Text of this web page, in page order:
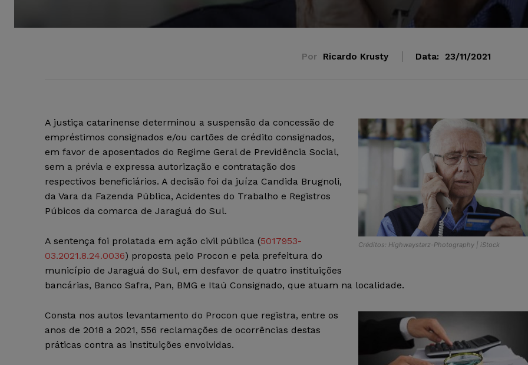
Por Ricardo Krusty Data: 23/11/2021
Créditos: Highwaystarz-Photography | iStock
A justiça catarinense determinou a suspensão da concessão de
empréstimos consignados e/ou cartões de crédito consignados,
em favor de aposentados do Regime Geral de Previdência Social,
sem a prévia e expressa autorização e contratação dos
respectivos beneficiários. A decisão foi da juíza Candida Brugnoli,
da Vara da Fazenda Pública, Acidentes do Trabalho e Registros
Púbicos da comarca de Jaraguá do Sul.
A sentença foi prolatada em ação civil pública (5017953-
03.2021.8.24.0036) proposta pelo Procon e pela prefeitura do
município de Jaraguá do Sul, em desfavor de quatro instituições
bancárias, Banco Safra, Pan, BMG e Itaú Consignado, que atuam na localidade.
Consta nos autos levantamento do Procon que registra, entre os
anos de 2018 a 2021, 556 reclamações de ocorrências destas
práticas contra as instituições envolvidas.